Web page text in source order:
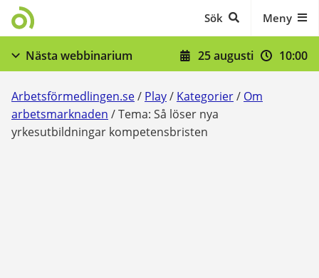
Gå till innehåll
Sök Meny
Nästa webbinarium 25 augusti
10:00
Visa fler
Arbetsförmedlingen.se/ Play/ Kategorier/ Om
arbetsmarknaden /Tema: Så löser nya
yrkesutbildningar kompetensbristen